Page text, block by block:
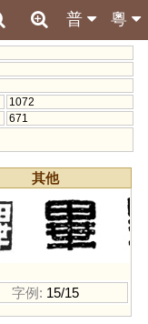
粵
普
1072
671
其他
字例: 15/15